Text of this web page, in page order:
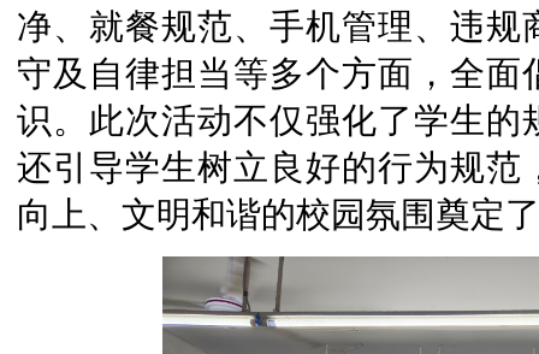
净、就餐规范、手机管理、违
守及自律担当等多个方面，全
识。此次活动不仅强化了学生
还引导学生树立良好的行为规
向上、文明和谐的校园氛围奠定